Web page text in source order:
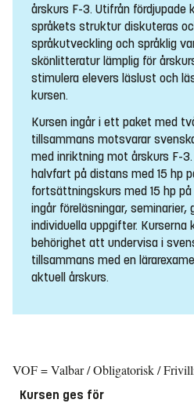
årskurs F-3. Utifrån fördjupade
språkets struktur diskuteras
språkutveckling och språklig
skönlitteratur lämplig för
stimulera elevers läslust och
kursen.
Kursen ingår i ett paket med
tillsammans motsvarar
med inriktning mot årskurs F-
halvfart på distans med 15 hp
fortsättningskurs med 15 hp
ingår föreläsningar, seminarier,
individuella uppgifter. Kurserna
behörighet att undervisa i
tillsammans med en
aktuell årskurs.
VOF = Valbar / Obligatorisk /
Kursen ges för